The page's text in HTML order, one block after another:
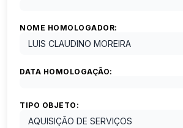
NOME HOMOLOGADOR:
LUIS CLAUDINO MOREIRA
DATA HOMOLOGAÇÃO:
TIPO OBJETO:
AQUISIÇÃO DE SERVIÇOS